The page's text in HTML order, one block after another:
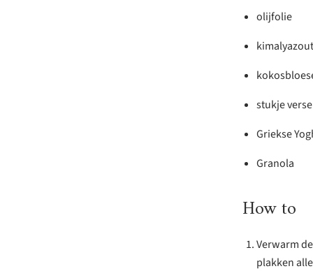
olijfolie
kimalyazout
stukje
Griekse
Granola
How to
Verwarm
plakken